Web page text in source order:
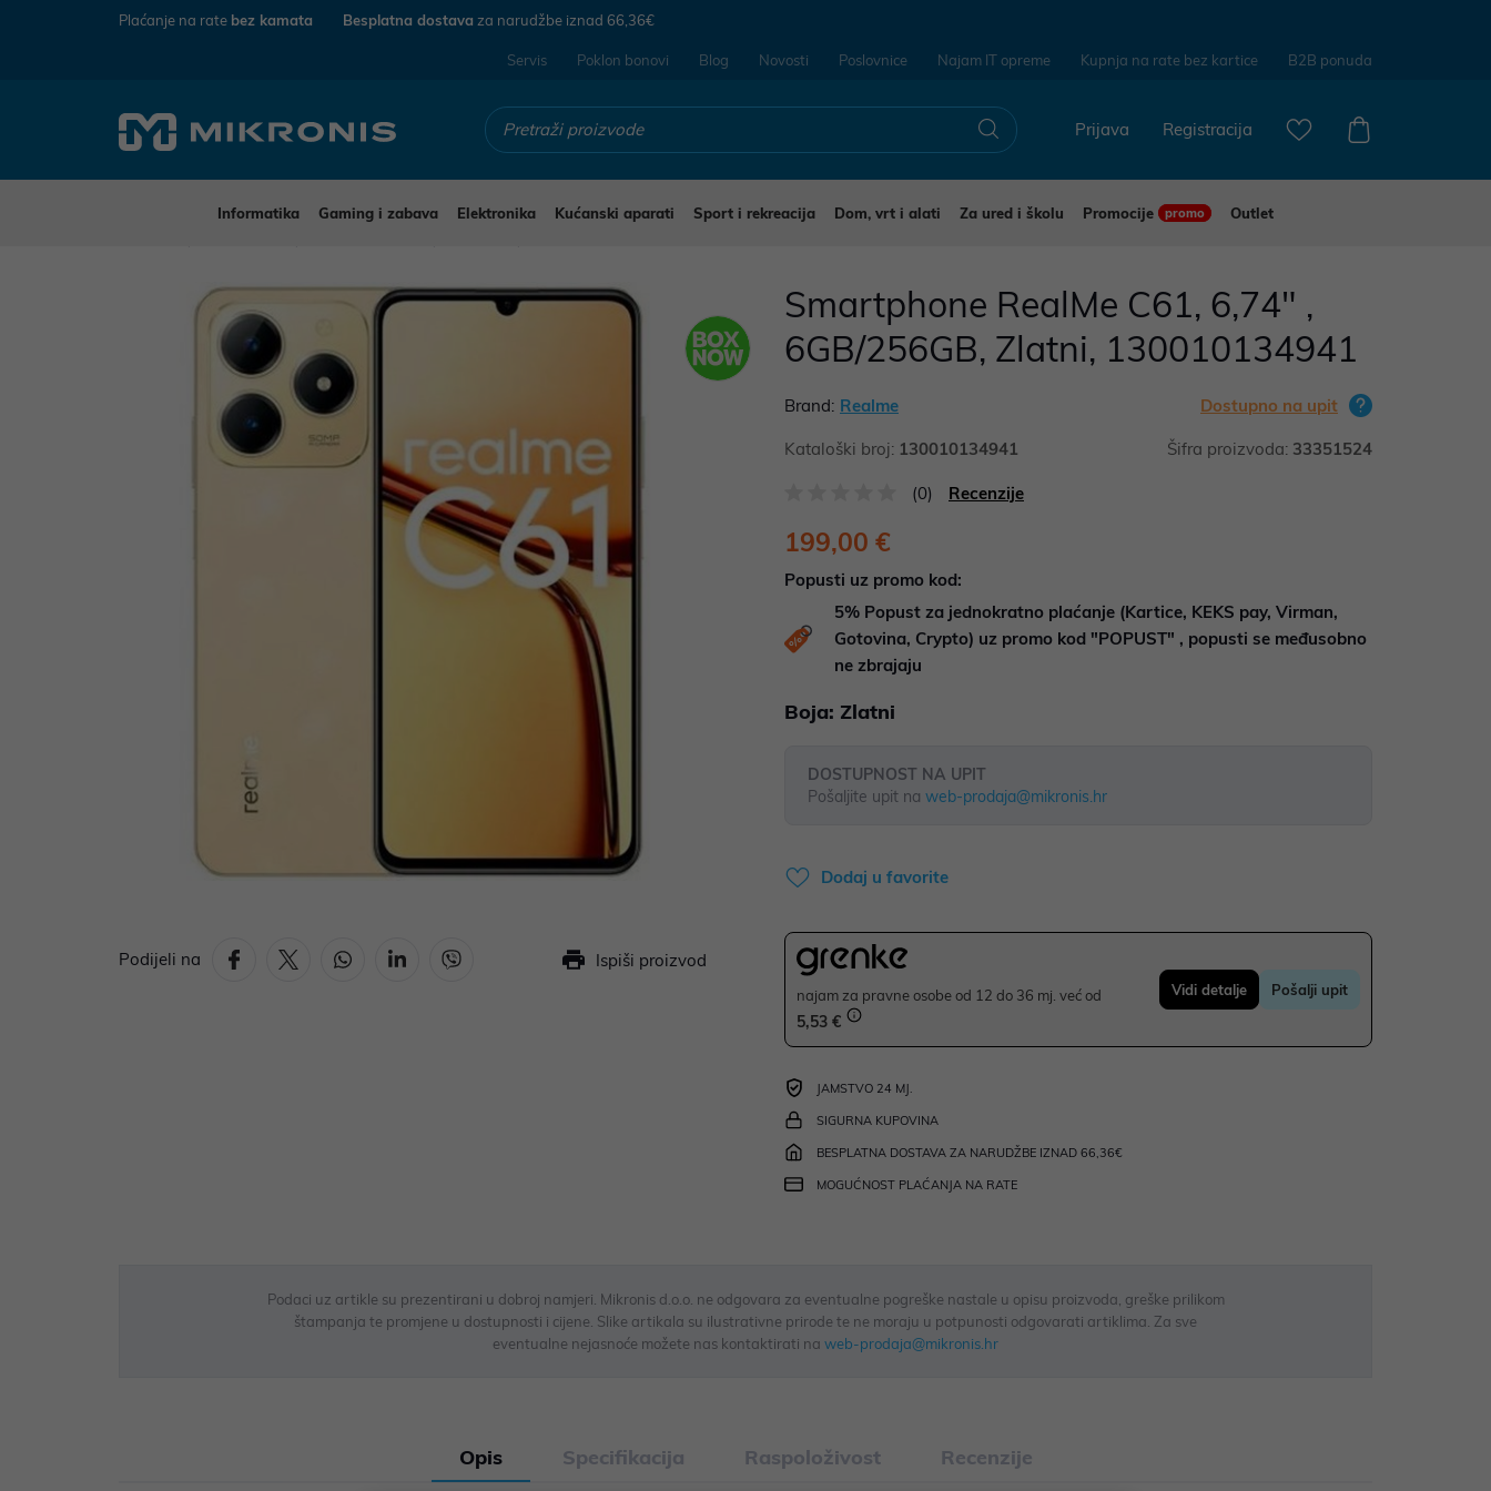
Plaćanje na rate bez kamata Besplatna dostava za narudžbe iznad 66,36€
Servis Poklon bonovi Blog Novosti Poslovnice Najam IT opreme Kupnja na rate bez kartice B2B ponuda
Registracija
Prijava
Informatika Gaming i zabava Elektronika Kućanski aparati Sport i rekreacija Dom, vrt i alati Za ured i školu Promocije promo
Outlet
Podijeli na Ispiši proizvod
Smartphone RealMe C61, 6,74" ,
6GB/256GB, Zlatni, 130010134941
Brand: Realme Dostupno na upit
Kataloški broj: 130010134941 Šifra proizvoda: 33351524
(0) Recenzije
199,00 €
Popusti uz promo kod:
5% Popust za jednokratno plaćanje (Kartice, KEKS pay, Virman,
Gotovina, Crypto) uz promo kod "POPUST" , popusti se međusobno
ne zbrajaju
Boja: Zlatni
DOSTUPNOST NA UPIT
Pošaljite upit na web-prodaja@mikronis.hr
Dodaj u favorite
najam za pravne osobe od 12 do 36 mj. već od
5,53 €
Vidi detalje Pošalji upit
JAMSTVO 24 MJ.
SIGURNA KUPOVINA
BESPLATNA DOSTAVA ZA NARUDŽBE IZNAD 66,36€
MOGUĆNOST PLAĆANJA NA RATE
Podaci uz artikle su prezentirani u dobroj namjeri. Mikronis d.o.o. ne odgovara za eventualne pogreške nastale u opisu proizvoda, greške prilikom
štampanja te promjene u dostupnosti i cijene. Slike artikala su ilustrativne prirode te ne moraju u potpunosti odgovarati artiklima. Za sve
eventualne nejasnoće možete nas kontaktirati na web-prodaja@mikronis.hr
Opis Specifikacija Raspoloživost Recenzije